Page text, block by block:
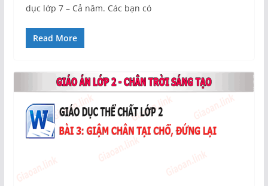
dục lớp 7 – Cả năm. Các bạn có
Read More